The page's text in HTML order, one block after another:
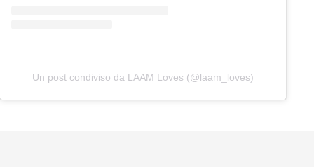
Un post condiviso da LAAM Loves (@laam_loves)